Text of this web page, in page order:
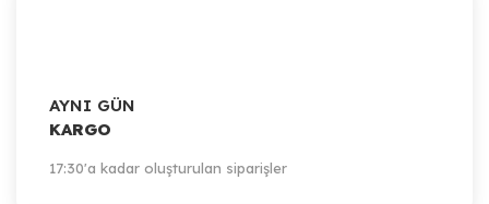
AYNI GÜN
KARGO
17:30'a kadar oluşturulan siparişler